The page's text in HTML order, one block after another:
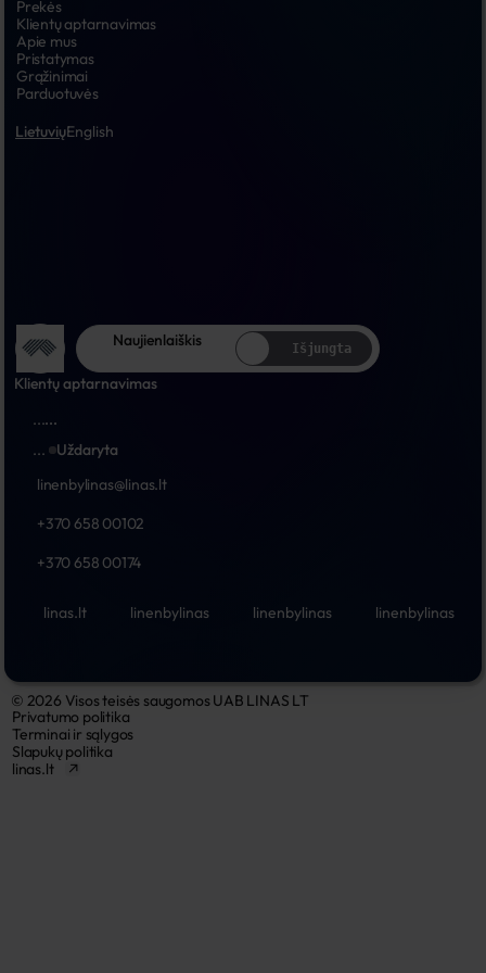
Prekės
Klientų aptarnavimas
Apie mus
Pristatymas
Grąžinimai
Parduotuvės
LietuviųEnglish
Naujienlaiškis Išjungta
Klientų aptarnavimas
......
...
Uždaryta
linenbylinas@linas.lt
+370 658 00102
+370 658 00174
linas.lt linenbylinas linenbylinas linenbylinas
© 2026 Visos teisės saugomos UAB LINAS LT
Privatumo politika
Terminai ir sąlygos
Slapukų politika
linas.lt